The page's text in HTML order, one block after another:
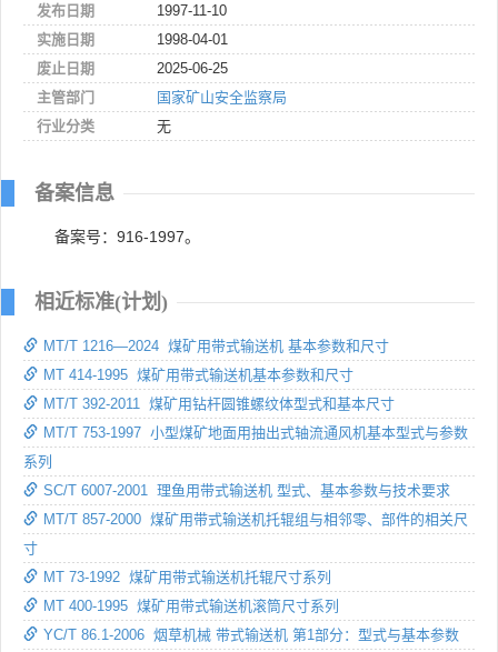
发布日期
1997-11-10
实施日期
1998-04-01
废止日期
2025-06-25
主管部门
国家矿山安全监察局
行业分类
无
备案信息
备案号：916-1997。
相近标准(计划)
MT/T 1216—2024 煤矿用带式输送机 基本参数和尺寸
MT 414-1995 煤矿用带式输送机基本参数和尺寸
MT/T 392-2011 煤矿用钻杆圆锥螺纹体型式和基本尺寸
MT/T 753-1997 小型煤矿地面用抽出式轴流通风机基本型式与参数
系列
SC/T 6007-2001 理鱼用带式输送机 型式、基本参数与技术要求
MT/T 857-2000 煤矿用带式输送机托辊组与相邻零、部件的相关尺
寸
MT 73-1992 煤矿用带式输送机托辊尺寸系列
MT 400-1995 煤矿用带式输送机滚筒尺寸系列
YC/T 86.1-2006 烟草机械 带式输送机 第1部分：型式与基本参数